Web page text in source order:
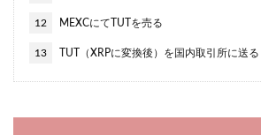
12 MEXCにてTUTを売る
13 TUT（XRPに変換後）を国内取引所に送る